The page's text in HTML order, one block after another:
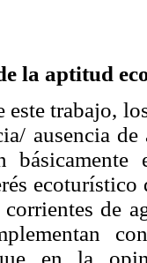
la aptitud
este trabajo,
ausencia
ecoturístico
de
en la